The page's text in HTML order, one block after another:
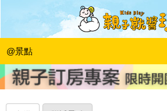
@景點
自行車環潭⨉腳踏船遊湖
景不漏接～花蓮鯉魚潭
Sweet Tina 樂在生活分享|2021-02-21